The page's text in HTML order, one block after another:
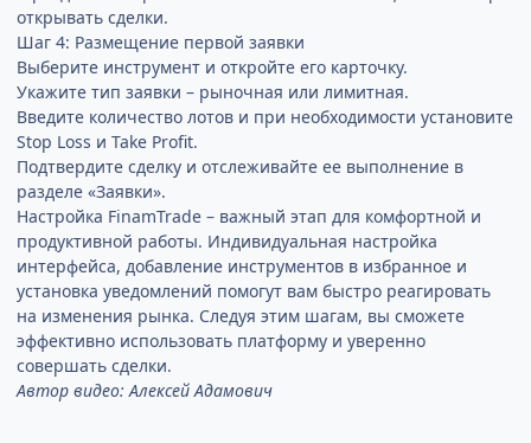
открывать сделки.
Шаг 4: Размещение первой заявки
Выберите инструмент и откройте его карточку.
Укажите тип заявки – рыночная или лимитная.
Введите количество лотов и при необходимости установите
Stop Loss и Take Profit.
Подтвердите сделку и отслеживайте ее выполнение в
разделе «Заявки».
Настройка FinamTrade – важный этап для комфортной и
продуктивной работы. Индивидуальная настройка
интерфейса, добавление инструментов в избранное и
установка уведомлений помогут вам быстро реагировать
на изменения рынка. Следуя этим шагам, вы сможете
эффективно использовать платформу и уверенно
совершать сделки.
Автор видео: Алексей Адамович